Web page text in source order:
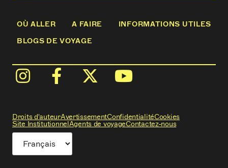
OÙ ALLER A FAIRE
INFORMATIONS UTILES
BLOGS DE VOYAGE
Site InstitutionnelAgents de voyageContactez-nous
Droits d'auteurAvertissementConfidentialitéCookies